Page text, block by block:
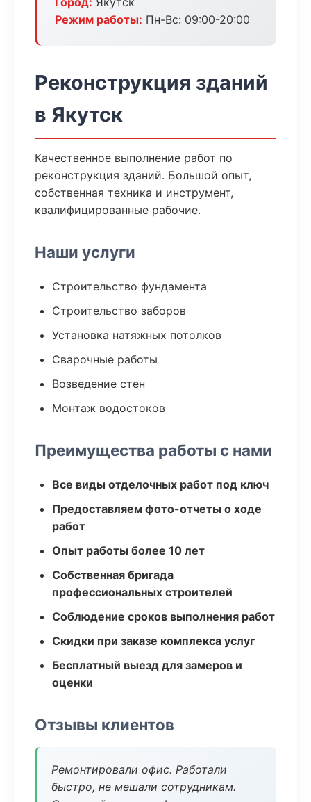
Режим работы: Пн-Вс: 09:00-20:00
Реконструкция зданий
в Якутск
Качественное выполнение работ по
реконструкция зданий. Большой опыт,
собственная техника и инструмент,
квалифицированные рабочие.
Наши услуги
Строительство фундамента
Строительство заборов
Установка натяжных потолков
Сварочные работы
Возведение стен
Монтаж водостоков
Преимущества работы с нами
Все виды отделочных работ под ключ
Предоставляем фото-отчеты о ходе
работ
Опыт работы более 10 лет
Собственная бригада
профессиональных строителей
Соблюдение сроков выполнения работ
Скидки при заказе комплекса услуг
Бесплатный выезд для замеров и
оценки
Отзывы клиентов
Ремонтировали офис. Работали
быстро, не мешали сотрудникам.